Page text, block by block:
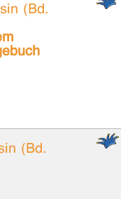
(Bd.
(Bd.